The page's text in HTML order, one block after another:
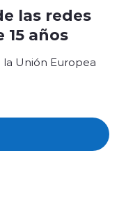
las redes
15 años
Unión Europea